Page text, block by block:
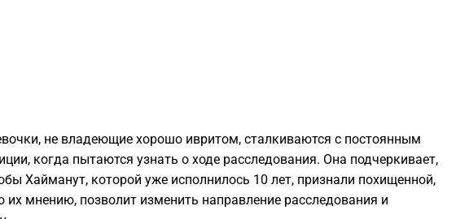
не владеющие хорошо ивритом, сталкиваются с постоянным
когда пытаются узнать о ходе расследования. Она подчеркивает,
Хайманут, которой уже исполнилось 10 лет, признали похищенной,
их мнению, позволит изменить направление расследования и